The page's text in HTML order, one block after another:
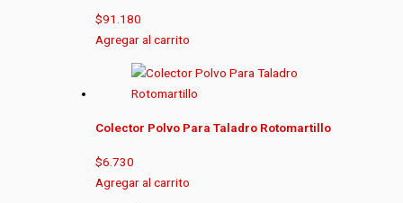
$91.180
Agregar al carrito
Colector Polvo Para Taladro Rotomartillo
$6.730
Agregar al carrito